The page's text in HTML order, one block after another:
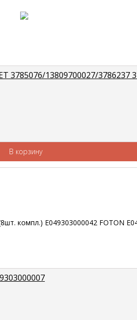
3785076/13809700027/3786237
В корзину